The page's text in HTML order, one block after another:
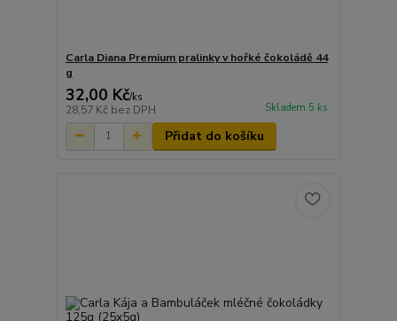
Carla Diana Premium pralinky v hořké čokoládě 44
g
32,00 Kč/ks
28,57 Kč bez DPH Skladem 5 ks
Přidat do košíku